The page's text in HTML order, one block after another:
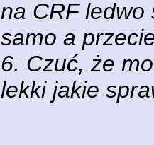
na CRF ledwo
samo a
6. Czuć, że
lekki jakie